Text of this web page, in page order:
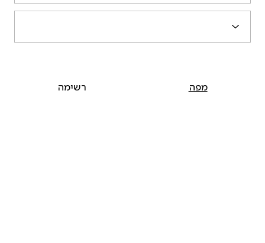
מפה רשימה